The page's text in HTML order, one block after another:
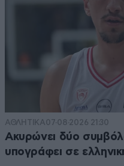
ΑΘΛΗΤΙΚΑ07·08·2026 21:30
Ακυρώνει δύο
υπογράφει σε